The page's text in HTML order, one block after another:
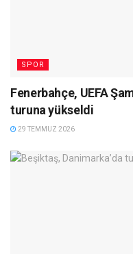
SPOR
Fenerbahçe, UEFA
turuna yükseldi
29 TEMMUZ 2026